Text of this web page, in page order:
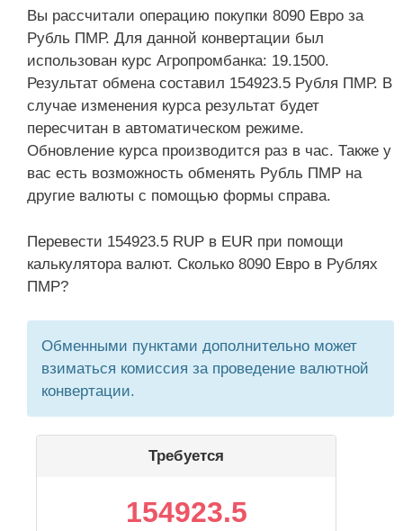
Вы рассчитали операцию покупки 8090 Евро за
Рубль ПМР. Для данной конвертации был
использован курс Агропромбанка: 19.1500.
Результат обмена составил 154923.5 Рубля ПМР. В
случае изменения курса результат будет
пересчитан в автоматическом режиме.
Обновление курса производится раз в час. Также у
вас есть возможность обменять Рубль ПМР на
другие валюты с помощью формы справа.
Перевести 154923.5 RUP в EUR при помощи
калькулятора валют. Сколько 8090 Евро в Рублях
ПМР?
Обменными пунктами дополнительно может
взиматься комиссия за проведение валютной
конвертации.
Требуется
154923.5